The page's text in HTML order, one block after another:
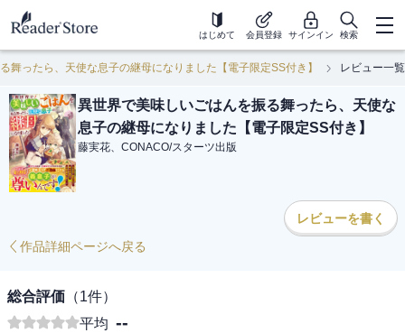
はじめて 会員登録 サインイン 検索
舞ったら、天使な息子の継母になりました【電子限定SS付き】 レビュー一覧
異世界で美味しいごはんを振る舞ったら、天使な
息子の継母になりました【電子限定SS付き】
藤実花、CONACO/スターツ出版
レビューを書く
作品詳細ページへ戻る
総合評価 （1件）
平均 --